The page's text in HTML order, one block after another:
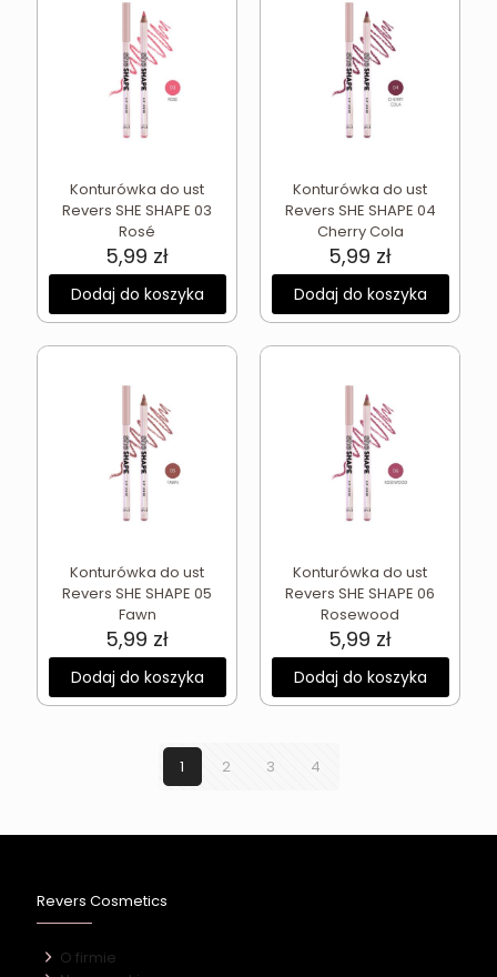
Konturówka do ust
Revers SHE SHAPE 03
Rosé
5,99 zł
Dodaj do koszyka
Konturówka do ust
Revers SHE SHAPE 04
Cherry Cola
5,99 zł
Dodaj do koszyka
Konturówka do ust
Revers SHE SHAPE 05
Fawn
5,99 zł
Dodaj do koszyka
Konturówka do ust
Revers SHE SHAPE 06
Rosewood
5,99 zł
Dodaj do koszyka
1 2 3 4
Revers Cosmetics
O firmie